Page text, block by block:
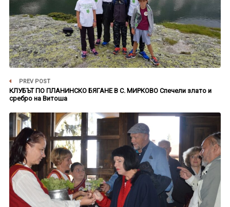
PREV POST
КЛУБЪТ ПО ПЛАНИНСКО БЯГАНЕ В С. МИРКОВО Спечели злато и
сребро на Витоша